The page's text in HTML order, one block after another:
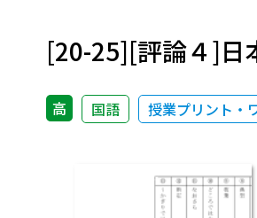
[20-25][評論４]日
高 国語 授業プリント・